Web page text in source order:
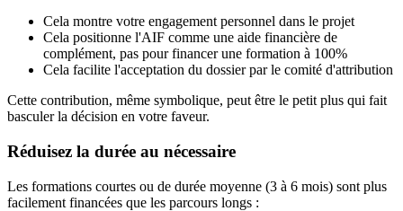
Cela montre votre engagement personnel dans le projet
Cela positionne l'AIF comme une aide financière de
complément, pas pour financer une formation à 100%
Cela facilite l'acceptation du dossier par le comité d'attribution
Cette contribution, même symbolique, peut être le petit plus qui fait
basculer la décision en votre faveur.
Réduisez la durée au nécessaire
Les formations courtes ou de durée moyenne (3 à 6 mois) sont plus
facilement financées que les parcours longs :